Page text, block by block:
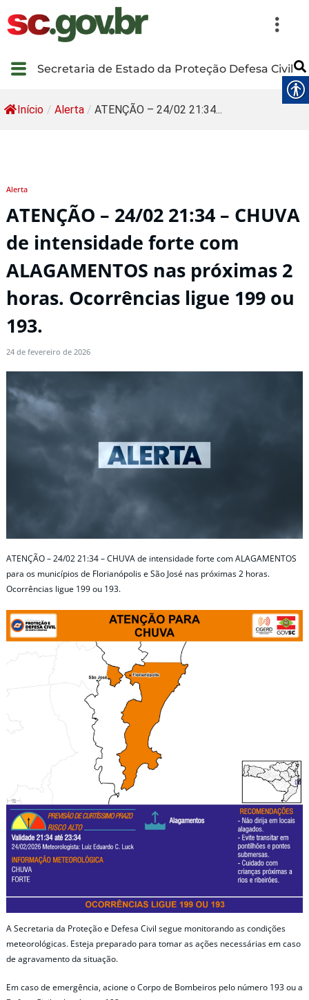
Secretaria de Estado da Proteção Defesa Civil
Início / Alerta / ATENÇÃO – 24/02 21:34...
Alerta
ATENÇÃO – 24/02 21:34 – CHUVA
de intensidade forte com
ALAGAMENTOS nas próximas 2
horas. Ocorrências ligue 199 ou
193.
24 de fevereiro de 2026
ATENÇÃO – 24/02 21:34 – CHUVA de intensidade forte com ALAGAMENTOS
para os municípios de Florianópolis e São José nas próximas 2 horas.
Ocorrências ligue 199 ou 193.
A Secretaria da Proteção e Defesa Civil segue monitorando as condições
meteorológicas. Esteja preparado para tomar as ações necessárias em caso
de agravamento da situação.
Em caso de emergência, acione o Corpo de Bombeiros pelo número 193 ou a